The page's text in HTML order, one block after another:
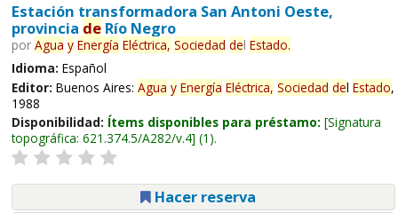
Estación transformadora San Antoni Oeste,
provincia deRío Negro
por Agua y Energía Eléctrica, Sociedad del Estado.
Idioma: Español
Editor: Buenos Aires: Agua y Energía Eléctrica, Sociedad del Estado,
1988
Disponibilidad: Ítems disponibles para préstamo: Signatura
topográfica: 621.374.5/A282/v.4 (1).
Hacer reserva